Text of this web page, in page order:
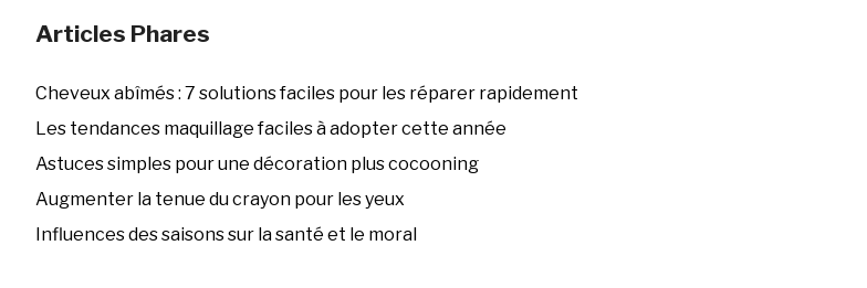
Articles Phares
Cheveux abîmés : 7 solutions faciles pour les réparer rapidement
Les tendances maquillage faciles à adopter cette année
Astuces simples pour une décoration plus cocooning
Augmenter la tenue du crayon pour les yeux
Influences des saisons sur la santé et le moral